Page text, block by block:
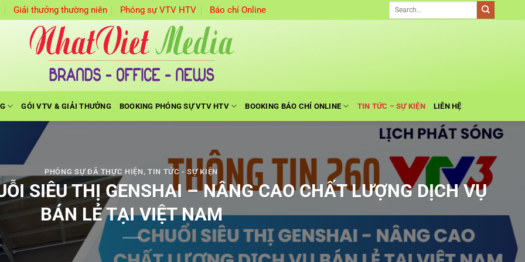
Giải thưởng thường niên Phóng sự VTV HTV Báo chí Online
GÓI VTV & GIẢI THƯỞNG BOOKING PHÓNG SỰ VTV HTV BOOKING BÁO CHÍ ONLINE TIN TỨC – SỰ KIỆN LIÊN HỆ
PHÓNG SỰ ĐÃ THỰC HIỆN, TIN TỨC - SỰ KIỆN
SIÊU THỊ GENSHAI – NÂNG CAO CHẤT LƯỢNG DỊCH VỤ
BÁN LẺ TẠI VIỆT NAM